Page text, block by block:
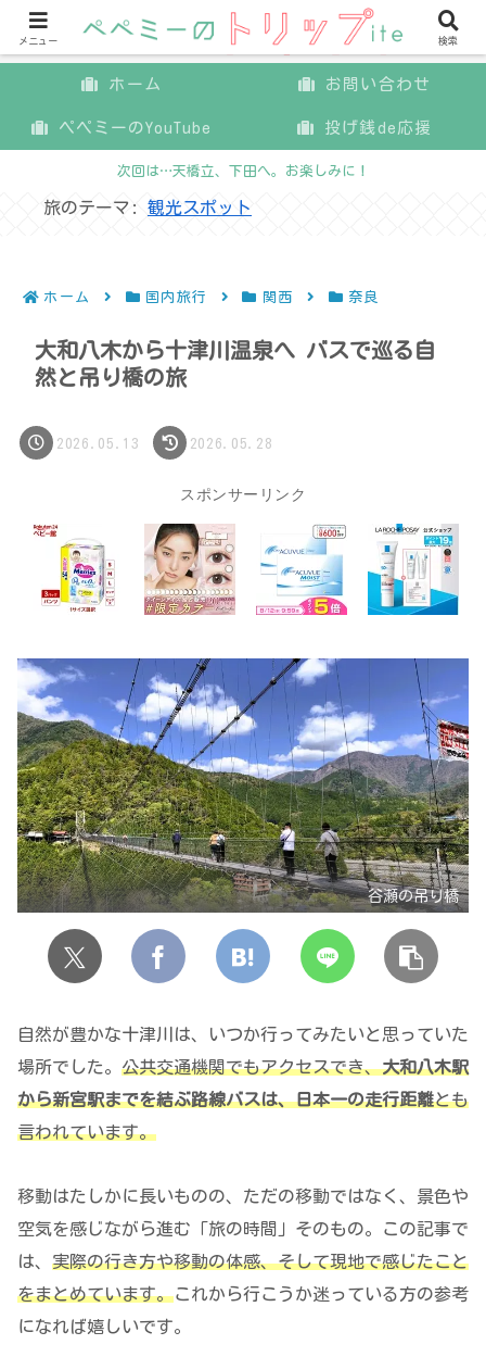
ホーム お問い合わせ
ペペミーのYouTube 投げ銭de応援
次回は…天橋立、下田へ。お楽しみに！
旅のテーマ: 観光スポット
ホーム 国内旅行 関西 奈良
大和八木から十津川温泉へ バスで巡る自
然と吊り橋の旅
2026.05.13 2026.05.28
スポンサーリンク
谷瀬の吊り橋
自然が豊かな十津川は、いつか行ってみたいと思っていた
場所でした。 公共交通機関でもアクセスでき、大和八木駅
から新宮駅までを結ぶ路線バスは、日本一の走行距離とも
言われています。
移動はたしかに長いものの、ただの移動ではなく、景色や
空気を感じながら進む「旅の時間」そのもの。この記事で
は、 実際の行き方や移動の体感、そして現地で感じたこと
をまとめています。これから行こうか迷っている方の参考
になれば嬉しいです。
メニュー 検索